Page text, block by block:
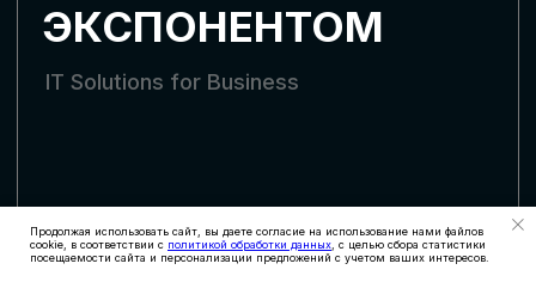
Продолжая использовать сайт, вы даете согласие на использование нами файлов
cookie, в соответствии с политикой обработки данных , с целью сбора статистики
посещаемости сайта и персонализации предложений с учетом ваших интересов.